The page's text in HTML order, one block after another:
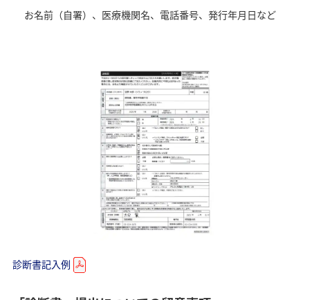
お名前（自署）、医療機関名、電話番号、発行年月日など
診断書記入例